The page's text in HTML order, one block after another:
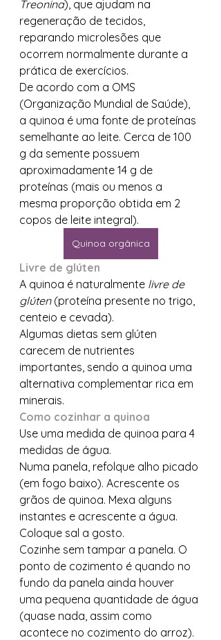
Treonina), que ajudam na
regeneração de tecidos,
reparando microlesões que
ocorrem normalmente durante a
prática de exercícios.
De acordo com a OMS
(Organização Mundial de Saúde),
a quinoa é uma fonte de proteínas
semelhante ao leite. Cerca de 100
g da semente possuem
aproximadamente 14 g de
proteínas (mais ou menos a
mesma proporção obtida em 2
copos de leite integral).
Quinoa orgânica
Livre de glúten
A quinoa é naturalmente livre de
glúten (proteína presente no trigo,
centeio e cevada).
Algumas dietas sem glúten
carecem de nutrientes
importantes, sendo a quinoa uma
alternativa complementar rica em
minerais.
Como cozinhar a quinoa
Use uma medida de quinoa para 4
medidas de água.
Numa panela, refolque alho picado
(em fogo baixo). Acrescente os
grãos de quinoa. Mexa alguns
instantes e acrescente a água.
Coloque sal a gosto.
Cozinhe sem tampar a panela. O
ponto de cozimento é quando no
fundo da panela ainda houver
uma pequena quantidade de água
(quase nada, assim como
acontece no cozimento do arroz).